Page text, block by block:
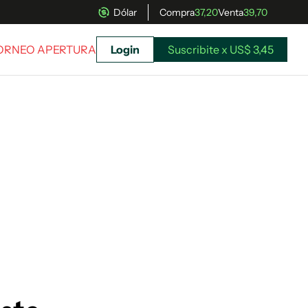
Dólar Compra37,20Venta39,70
APERTURA Login Suscribite x US$ 3,45